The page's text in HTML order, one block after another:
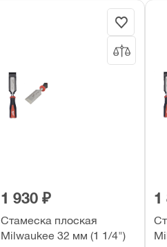
1 930 ₽
Стамеска плоская
Milwaukee 32 мм (1 1/4")
1